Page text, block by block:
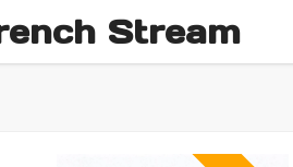
Stream